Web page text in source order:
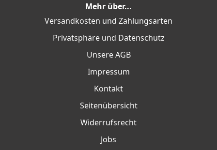
Mehr über...
Versandkosten und Zahlungsarten
Privatsphäre und Datenschutz
Unsere AGB
Impressum
Kontakt
Seitenübersicht
Widerrufsrecht
Jobs